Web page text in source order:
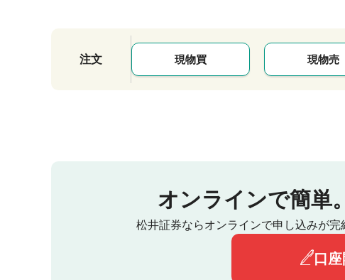
注文 現物買 現物売
オンラインで簡単。
松井証券ならオンラインで申し込みが完
口座